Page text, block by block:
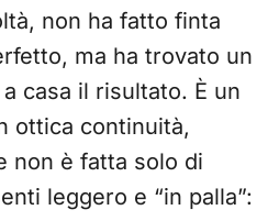
non ha fatto finta
ma ha trovato un
casa il risultato. È un
ottica continuità,
non è fatta solo di
leggero e “in palla”: